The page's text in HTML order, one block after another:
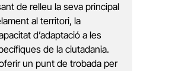
de relleu la seva principal
al territori, la
d’adaptació a les
de la ciutadania.
un punt de trobada per